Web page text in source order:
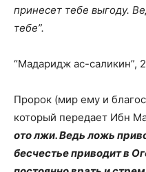
принесет тебе выгоду.
тебе”.
“Мадаридж ас-саликин”,
Пророк (мир ему и
который передает Ибн
ото лжи. Ведь ложь
бесчестье приводит в